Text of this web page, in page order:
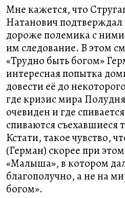
Мне кажется, что
Натанович подтверждал
дороже полемика с
им следование. В этом
«Трудно быть богом»
интересная попытка
довести её до
где кризис мира
очевиден и где
спиваются съехавшиеся
Кстати, такое чувство,
(Герман) скорее при
«Малыша», в котором
благополучно, а не на
богом».